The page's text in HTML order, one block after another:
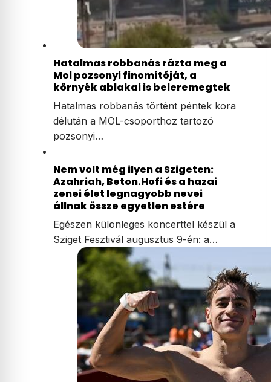
Hatalmas robbanás rázta meg a
Mol pozsonyi finomítóját, a
környék ablakai is beleremegtek
Hatalmas robbanás történt péntek kora
délután a MOL-csoporthoz tartozó
pozsonyi…
Nem volt még ilyen a Szigeten:
Azahriah, Beton.Hofi és a hazai
zenei élet legnagyobb nevei
állnak össze egyetlen estére
Egészen különleges koncerttel készül a
Sziget Fesztivál augusztus 9-én: a…